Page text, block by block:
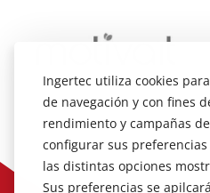
Ingertec utiliza cookies
de navegación y con fines
rendimiento y campañas
configurar sus
las distintas opciones
Sus preferencias se